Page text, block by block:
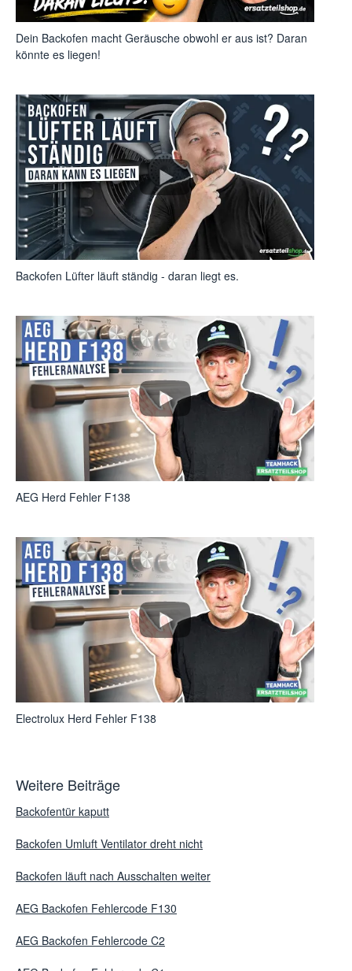
Dein Backofen macht Geräusche obwohl er aus ist? Daran
könnte es liegen!
Backofen Lüfter läuft ständig - daran liegt es.
AEG Herd Fehler F138
Electrolux Herd Fehler F138
Weitere Beiträge
Backofentür kaputt
Backofen Umluft Ventilator dreht nicht
Backofen läuft nach Ausschalten weiter
AEG Backofen Fehlercode F130
AEG Backofen Fehlercode C2